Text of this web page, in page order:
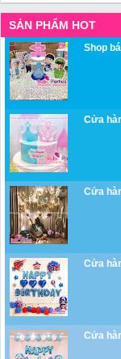
SẢN PHẨM HOT
Shop
Cửa
Cửa
Cửa
Cửa